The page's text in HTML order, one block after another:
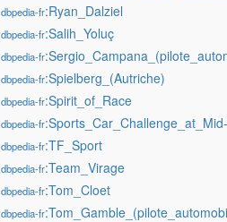
dbpedia-fr:Ryan_Dalziel
dbpedia-fr:Salih_Yoluç
dbpedia-fr
dbpedia-fr:Spielberg_(Autriche)
dbpedia-fr:Spirit_of_Race
dbpedia-fr
dbpedia-fr:TF_Sport
dbpedia-fr:Team_Virage
dbpedia-fr:Tom_Cloet
dbpedia-fr